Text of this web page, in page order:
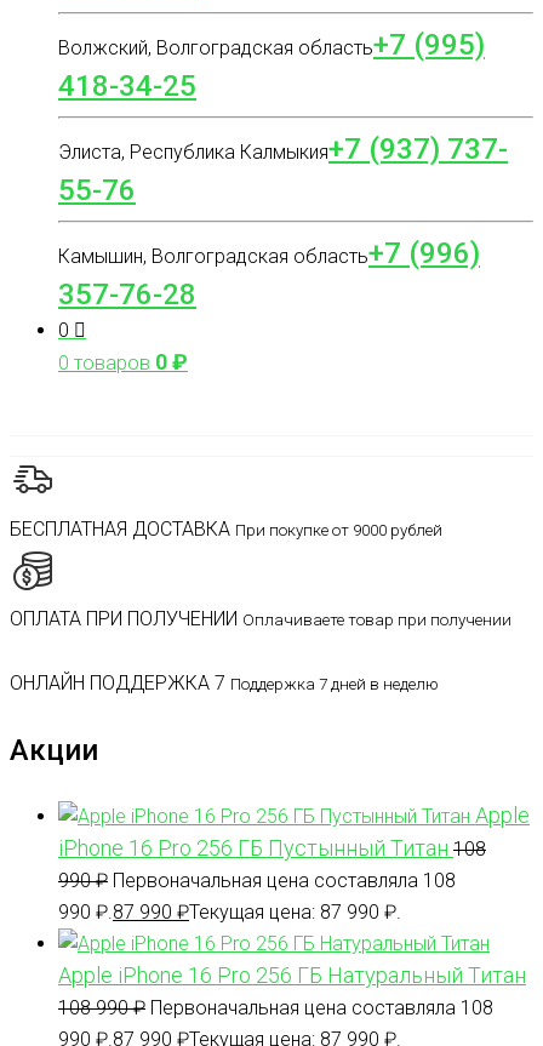
Волжский, Волгоградская область+7 (995)
418-34-25
Элиста, Республика Калмыкия+7 (937) 737-
55-76
Камышин, Волгоградская область+7 (996)
357-76-28
0
0 товаров 0₽
БЕСПЛАТНАЯ ДОСТАВКА При покупке от 9000 рублей
ОПЛАТА ПРИ ПОЛУЧЕНИИ Оплачиваете товар при получении
ОНЛАЙН ПОДДЕРЖКА 7 Поддержка 7 дней в неделю
Акции
Apple
iPhone 16 Pro 256 ГБ Пустынный Титан 108
990₽ Первоначальная цена составляла 108
990 ₽. 87 990 ₽Текущая цена: 87 990 ₽.
Apple iPhone 16 Pro 256 ГБ Натуральный Титан
108 990₽ Первоначальная цена составляла 108
990 ₽. 87 990 ₽Текущая цена: 87 990 ₽.